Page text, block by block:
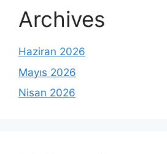
Archives
Haziran 2026
Mayıs 2026
Nisan 2026